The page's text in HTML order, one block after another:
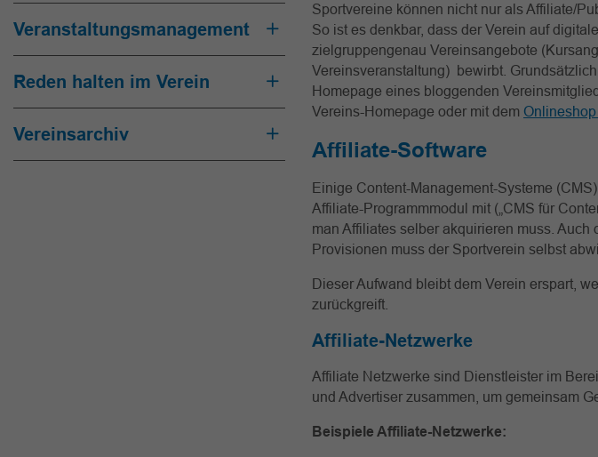
Veranstaltungsmanagement
Reden halten im Verein
Vereinsarchiv
Sportvereine können nicht nur als Affiliate/
So ist es denkbar, dass der Verein auf
zielgruppengenau Vereinsangebote
Vereinsveranstaltung) bewirbt.
Homepage eines bloggenden
Vereins-Homepage oder mit dem
Affiliate-Software
Einige Content-Management-Systeme
Affiliate-Programmmodul mit („CMS für
man Affiliates selber akquirieren muss.
Provisionen muss der Sportverein selbst
Dieser Aufwand bleibt dem Verein erspart,
zurückgreift.
Affiliate-Netzwerke
Affiliate Netzwerke sind Dienstleister im
und Advertiser zusammen, um gemeinsam
Beispiele Affiliate-Netzwerke: